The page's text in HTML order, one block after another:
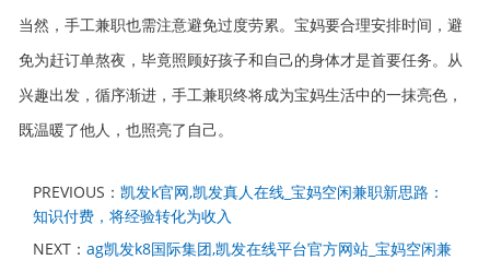
当然，手工兼职也需注意避免过度劳累。宝妈要合理安排时间，避
免为赶订单熬夜，毕竟照顾好孩子和自己的身体才是首要任务。从
兴趣出发，循序渐进，手工兼职终将成为宝妈生活中的一抹亮色，
既温暖了他人，也照亮了自己。
PREVIOUS： 凯发k官网,凯发真人在线_宝妈空闲兼职新思路：
知识付费，将经验转化为收入
NEXT： ag凯发k8国际集团,凯发在线平台官方网站_宝妈空闲兼